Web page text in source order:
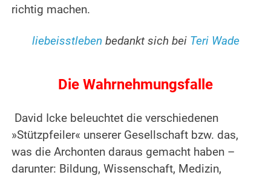
richtig machen.
liebeisstleben bedankt sich bei Teri Wade
Die Wahrnehmungsfalle
David Icke beleuchtet die verschiedenen
»Stützpfeiler« unserer Gesellschaft bzw. das,
was die Archonten daraus gemacht haben –
darunter: Bildung, Wissenschaft, Medizin,